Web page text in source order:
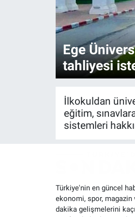
Ege
tahliyesi
İlkokuldan
eğitim,
sistemleri
Türkiye'nin en güncel
ekonomi, spor, magazin
dakika gelişmelerini